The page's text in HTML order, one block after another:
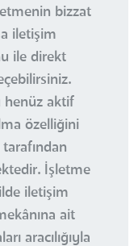
bizzat
iletişim
ile direkt
henüz aktif
özelliğini
İşletme
iletişim
ait
aracılığıyla